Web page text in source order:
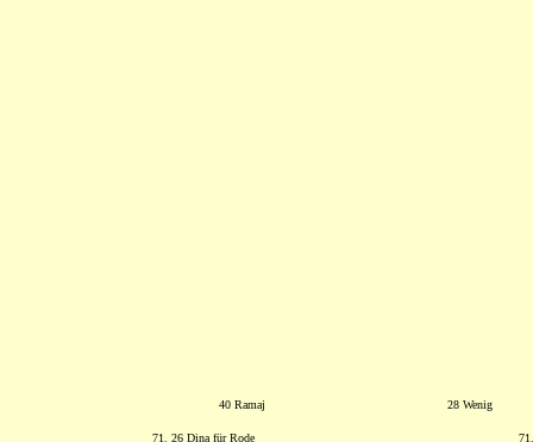
40 Ramaj 28 Wenig
71. 26 Dina für Rode